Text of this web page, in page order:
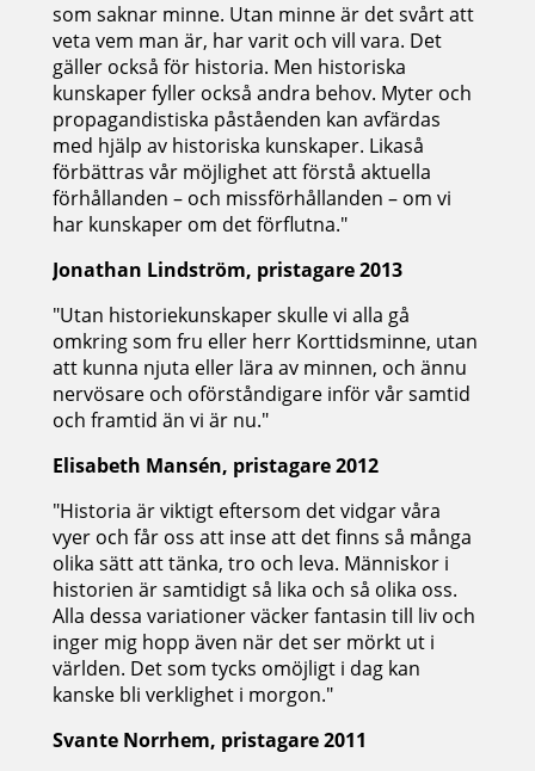
som saknar minne. Utan minne är det svårt att
veta vem man är, har varit och vill vara. Det
gäller också för historia. Men historiska
kunskaper fyller också andra behov. Myter och
propagandistiska påståenden kan avfärdas
med hjälp av historiska kunskaper. Likaså
förbättras vår möjlighet att förstå aktuella
förhållanden – och missförhållanden – om vi
har kunskaper om det förflutna."
Jonathan Lindström, pristagare 2013
"Utan historiekunskaper skulle vi alla gå
omkring som fru eller herr Korttidsminne, utan
att kunna njuta eller lära av minnen, och ännu
nervösare och oförståndigare inför vår samtid
och framtid än vi är nu."
Elisabeth Mansén, pristagare 2012
"Historia är viktigt eftersom det vidgar våra
vyer och får oss att inse att det finns så många
olika sätt att tänka, tro och leva. Människor i
historien är samtidigt så lika och så olika oss.
Alla dessa variationer väcker fantasin till liv och
inger mig hopp även när det ser mörkt ut i
världen. Det som tycks omöjligt i dag kan
kanske bli verklighet i morgon."
Svante Norrhem, pristagare 2011